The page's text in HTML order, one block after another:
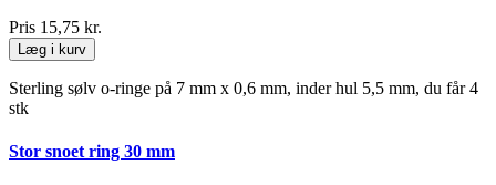
Pris 15,75 kr.
Læg i kurv
Sterling sølv o-ringe på 7 mm x 0,6 mm, inder hul 5,5 mm, du får 4
stk
Stor snoet ring 30 mm